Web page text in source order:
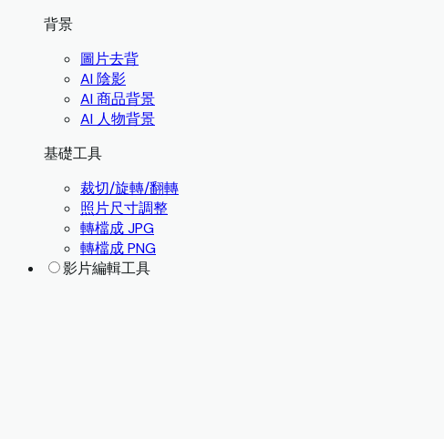
背景
圖片去背
AI 陰影
AI 商品背景
AI 人物背景
基礎工具
裁切/旋轉/翻轉
照片尺寸調整
轉檔成 JPG
轉檔成 PNG
影片編輯工具